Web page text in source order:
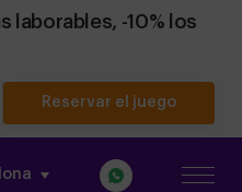
laborables, -10% los
Reservar el juego